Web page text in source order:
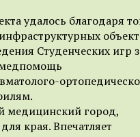
удалось благодаря
Студенческих игр
медицинский город,
края. Впечатляет